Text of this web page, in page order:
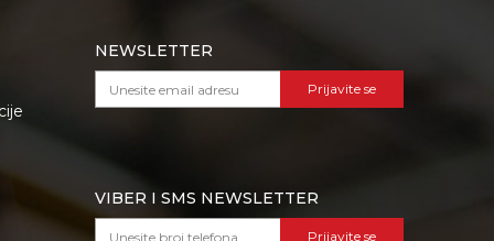
NEWSLETTER
Prijavite se
VIBER I SMS NEWSLETTER
Prijavite se